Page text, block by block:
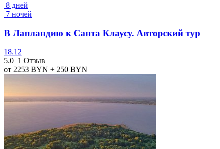
8 дней
7 ночей
В Лапландию к Санта Клаусу. Авторский тур
18.12
5.0 1 Отзыв
от 2253 BYN + 250 BYN